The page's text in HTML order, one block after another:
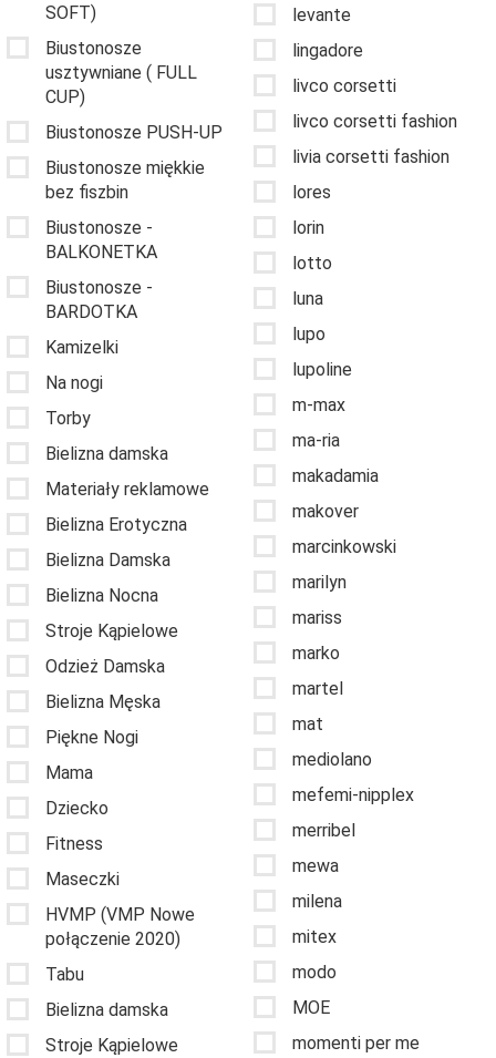
SOFT)
Biustonosze
usztywniane ( FULL
CUP)
Biustonosze PUSH-UP
Biustonosze miękkie
bez fiszbin
Biustonosze -
BALKONETKA
Biustonosze -
BARDOTKA
Kamizelki
Na nogi
Torby
Bielizna damska
Materiały reklamowe
Bielizna Erotyczna
Bielizna Damska
Bielizna Nocna
Stroje Kąpielowe
Odzież Damska
Bielizna Męska
Piękne Nogi
Mama
Dziecko
Fitness
Maseczki
HVMP (VMP Nowe
połączenie 2020)
Tabu
Bielizna damska
Stroje Kąpielowe
levante
lingadore
livco corsetti
livco corsetti fashion
livia corsetti fashion
lores
lorin
lotto
luna
lupo
lupoline
m-max
ma-ria
makadamia
makover
marcinkowski
marilyn
mariss
marko
martel
mat
mediolano
mefemi-nipplex
merribel
mewa
milena
mitex
modo
MOE
momenti per me